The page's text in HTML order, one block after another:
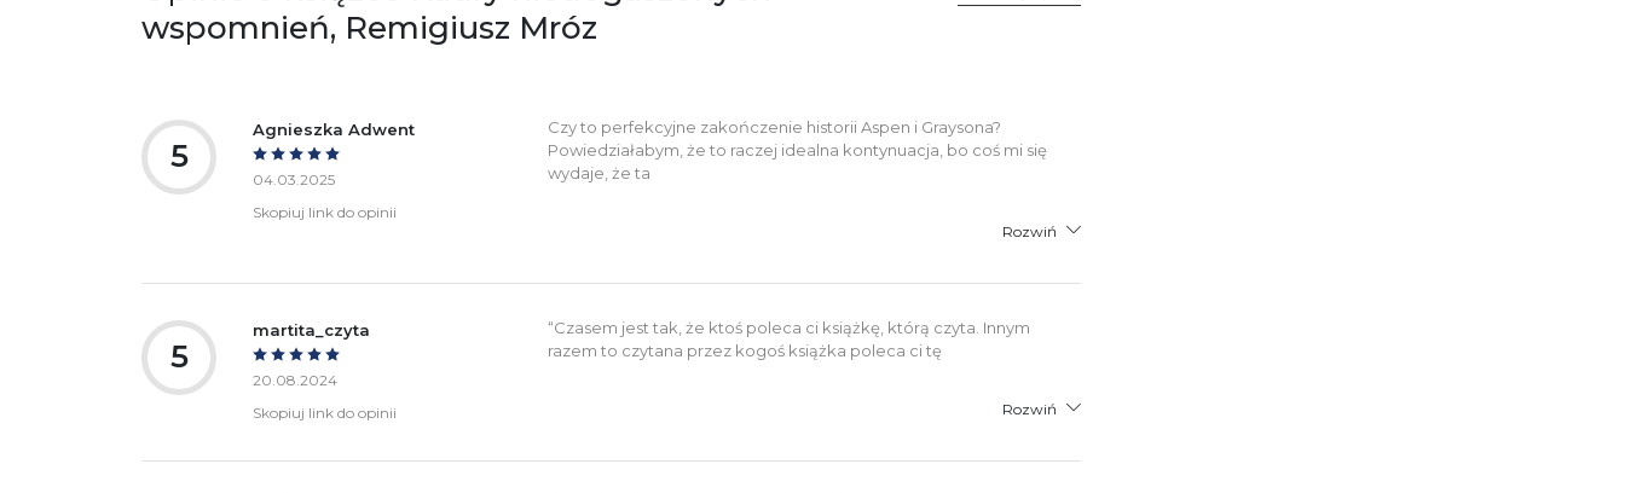
bezpieczeństwa:
wspomnień, Remigiusz Mróz
5
Agnieszka Adwent
04.03.2025
Skopiuj link do opinii
Czy to perfekcyjne zakończenie historii Aspen i Graysona?
Powiedziałabym, że to raczej idealna kontynuacja, bo coś mi się
wydaje, że ta
Rozwiń
5
martita_czyta
20.08.2024
Skopiuj link do opinii
“Czasem jest tak, że ktoś poleca ci książkę, którą czyta. Innym
razem to czytana przez kogoś książka poleca ci tę
Rozwiń